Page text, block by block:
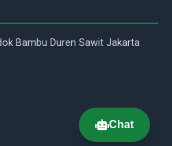
Bambu Duren Sawit Jakarta
Chat